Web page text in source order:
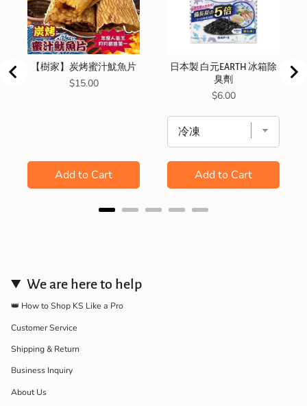
【樹家】炭烤蜜汁魷魚片
Price
$15.00
Add to Cart
日本製 白元EARTH 冰箱除
臭劑
Price
$6.00
Add to Cart
We are here to help
👑 How to Shop KS Like a Pro
Customer Service
Shipping & Return
Business Inquiry
About Us